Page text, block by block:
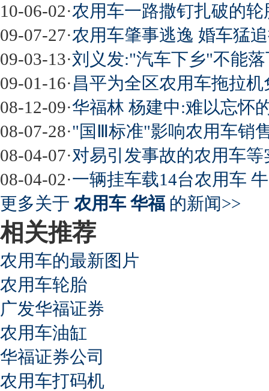
10-06-02·农用车一路撒钉扎破的
09-07-27·农用车肇事逃逸 婚车猛
09-03-13·刘义发:"汽车下乡"不能
09-01-16·昌平为全区农用车拖拉
08-12-09·华福林 杨建中:难以忘怀
08-07-28·"国Ⅲ标准"影响农用车销
08-04-07·对易引发事故的农用车
08-04-02·一辆挂车载14台农用车
更多关于 农用车 华福 的新闻>>
相关推荐
农用车的最新图片
农用车轮胎
广发华福证券
农用车油缸
华福证券公司
农用车打码机